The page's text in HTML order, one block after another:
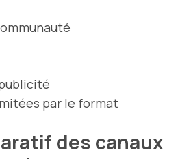
par le format
des canaux